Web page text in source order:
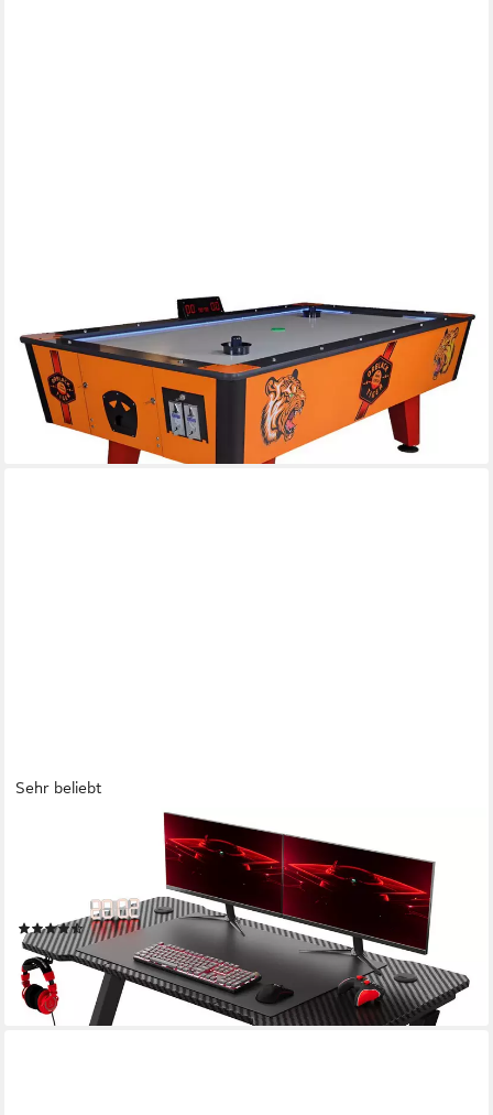
Gamingtisch Tischhockey Puckspiel aus robustem Material für
spannende Duelle (1-St., Gamingtisch), Hergestellt in Europa
5.689,00 €
UVP 7.200,00 €
-21%
lieferbar in 10 Wochen
Sehr beliebt
Gamingtisch 80/120/140cm Gaming Schreibtisch PC Tisch Z-
förmiger (Ergonomischer Gaming Tisch,mit Kopfhörerhaken-
ostern geschenke)
(46)
ab 50,99 € 159,99 €
-68%
lieferbar - in 4-5 Werktagen bei dir